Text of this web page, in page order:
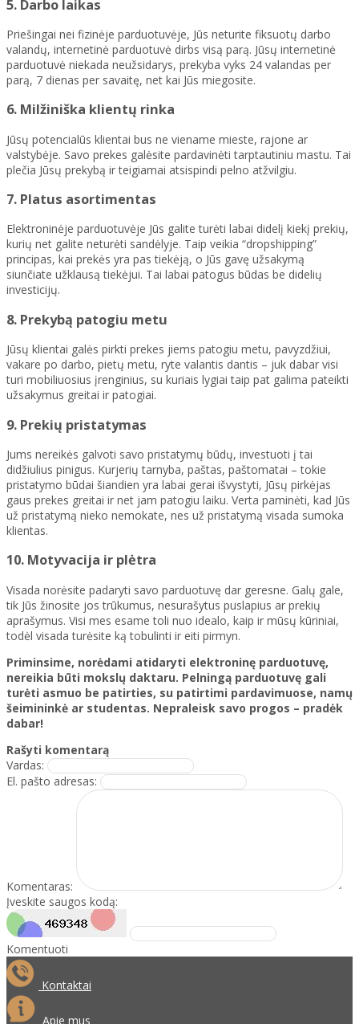
5. Darbo laikas
Priešingai nei fizinėje parduotuvėje, Jūs neturite fiksuotų darbo
valandų, internetinė parduotuvė dirbs visą parą. Jūsų internetinė
parduotuvė niekada neužsidarys, prekyba vyks 24 valandas per
parą, 7 dienas per savaitę, net kai Jūs miegosite.
6. Milžiniška klientų rinka
Jūsų potencialūs klientai bus ne viename mieste, rajone ar
valstybėje. Savo prekes galėsite pardavinėti tarptautiniu mastu. Tai
plečia Jūsų prekybą ir teigiamai atsispindi pelno atžvilgiu.
7. Platus asortimentas
Elektroninėje parduotuvėje Jūs galite turėti labai didelį kiekį prekių,
kurių net galite neturėti sandėlyje. Taip veikia “dropshipping”
principas, kai prekės yra pas tiekėją, o Jūs gavę užsakymą
siunčiate užklausą tiekėjui. Tai labai patogus būdas be didelių
investicijų.
8. Prekybą patogiu metu
Jūsų klientai galės pirkti prekes jiems patogiu metu, pavyzdžiui,
vakare po darbo, pietų metu, ryte valantis dantis – juk dabar visi
turi mobiliuosius įrenginius, su kuriais lygiai taip pat galima pateikti
užsakymus greitai ir patogiai.
9. Prekių pristatymas
Jums nereikės galvoti savo pristatymų būdų, investuoti į tai
didžiulius pinigus. Kurjerių tarnyba, paštas, paštomatai – tokie
pristatymo būdai šiandien yra labai gerai išvystyti, Jūsų pirkėjas
gaus prekes greitai ir net jam patogiu laiku. Verta paminėti, kad Jūs
už pristatymą nieko nemokate, nes už pristatymą visada sumoka
klientas.
10. Motyvacija ir plėtra
Visada norėsite padaryti savo parduotuvę dar geresne. Galų gale,
tik Jūs žinosite jos trūkumus, nesurašytus puslapius ar prekių
aprašymus. Visi mes esame toli nuo idealo, kaip ir mūsų kūriniai,
todėl visada turėsite ką tobulinti ir eiti pirmyn.
Priminsime, norėdami atidaryti elektroninę parduotuvę,
nereikia būti mokslų daktaru. Pelningą parduotuvę gali
turėti asmuo be patirties, su patirtimi pardavimuose, namų
šeimininkė ar studentas. Nepraleisk savo progos – pradėk
dabar!
Rašyti komentarą
Vardas:
El. pašto adresas:
Komentaras:
Įveskite saugos kodą:
Komentuoti
Kontaktai
Apie mus